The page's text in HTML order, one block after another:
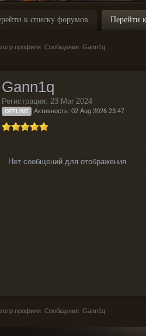
к списку форумов Перейти
профиля: Сообщения: Gann1q
Gann1q
Регистрация: 23 Mar 2024
OFFLINE Активность: 02 Aug 2026 23:47
Нет сообщений для отображения
профиля: Сообщения: Gann1q